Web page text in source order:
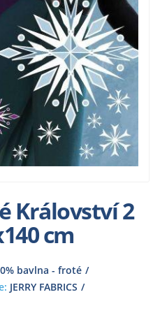
Království 2
cm
bavlna - froté
JERRY FABRICS